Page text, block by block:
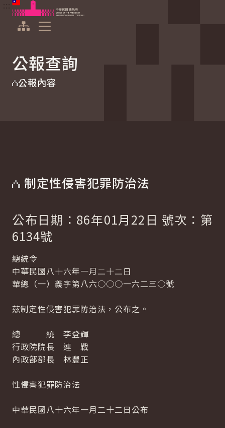
跳到主要內容
中華民國總統府
公報查詢
公報內容
制定性侵害犯罪防治法
公布日期：86年01月22日 號次：第
6134號
總統令
中華民國八十六年一月二十二日
華總（一）義字第八六○○○一六二三○號
茲制定性侵害犯罪防治法，公布之。
總 統 李登輝
行政院院長 連 戰
內政部部長 林豐正
性侵害犯罪防治法
中華民國八十六年一月二十二日公布